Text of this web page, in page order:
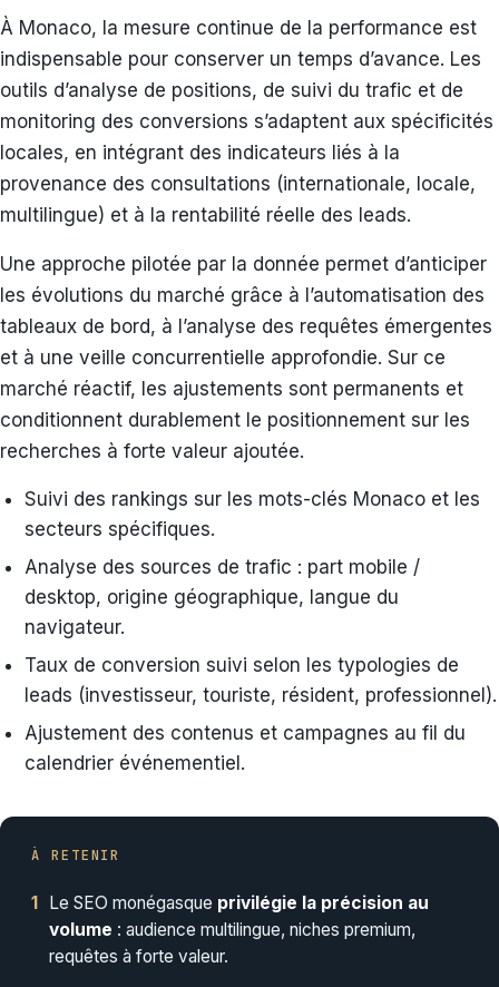
À Monaco, la mesure continue de la performance est
indispensable pour conserver un temps d’avance. Les
outils d’analyse de positions, de suivi du trafic et de
monitoring des conversions s’adaptent aux spécificités
locales, en intégrant des indicateurs liés à la
provenance des consultations (internationale, locale,
multilingue) et à la rentabilité réelle des leads.
Une approche pilotée par la donnée permet d’anticiper
les évolutions du marché grâce à l’automatisation des
tableaux de bord, à l’analyse des requêtes émergentes
et à une veille concurrentielle approfondie. Sur ce
marché réactif, les ajustements sont permanents et
conditionnent durablement le positionnement sur les
recherches à forte valeur ajoutée.
Suivi des rankings sur les mots-clés Monaco et les
secteurs spécifiques.
Analyse des sources de trafic : part mobile /
desktop, origine géographique, langue du
navigateur.
Taux de conversion suivi selon les typologies de
leads (investisseur, touriste, résident, professionnel).
Ajustement des contenus et campagnes au fil du
calendrier événementiel.
À RETENIR
1 Le SEO monégasque privilégie la précision au
volume : audience multilingue, niches premium,
requêtes à forte valeur.